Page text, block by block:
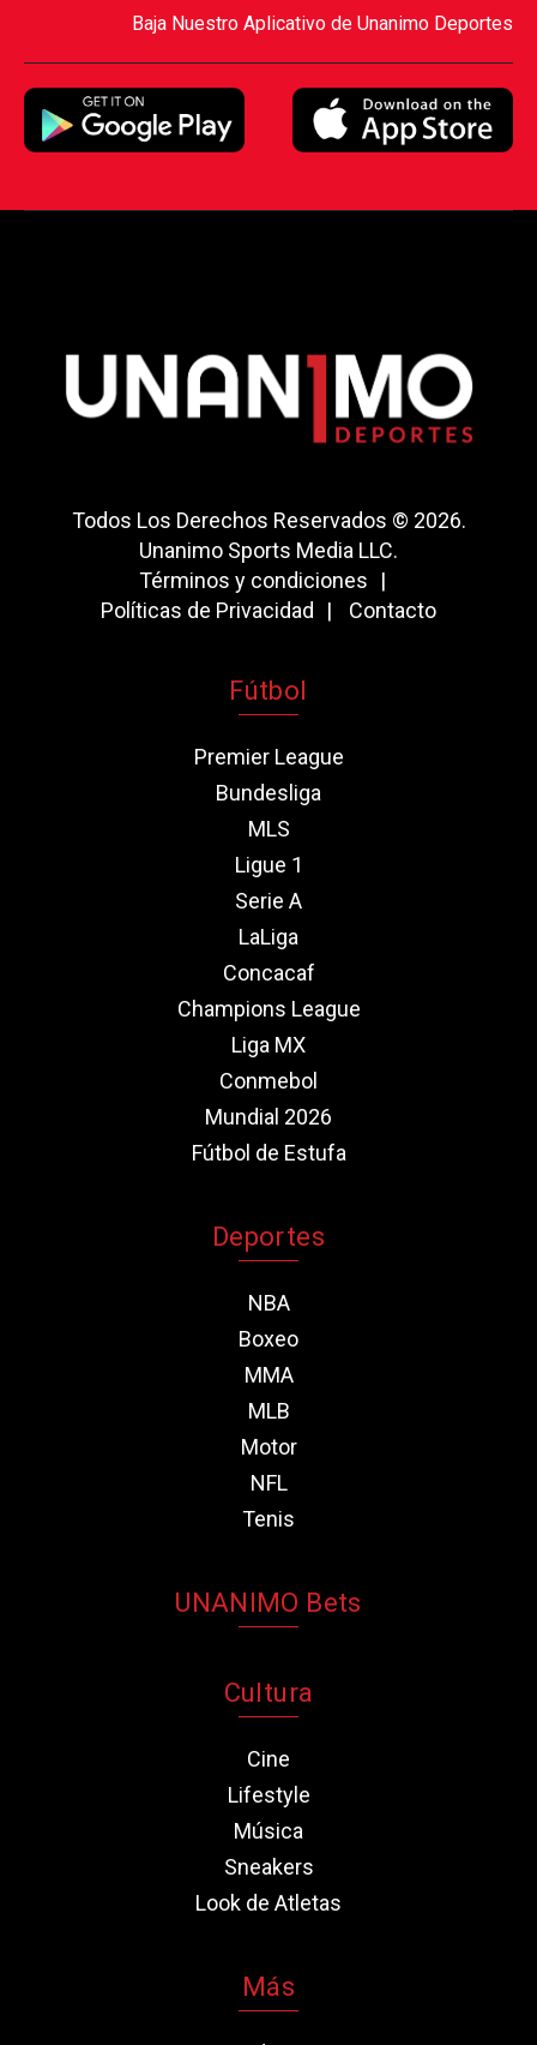
Baja Nuestro Aplicativo de Unanimo Deportes
Todos Los Derechos Reservados © 2026.
Unanimo Sports Media LLC.
Términos y condiciones
Políticas de Privacidad
Contacto
Fútbol
Premier League
Bundesliga
MLS
Ligue 1
Serie A
LaLiga
Concacaf
Champions League
Liga MX
Conmebol
Mundial 2026
Fútbol de Estufa
Deportes
NBA
Boxeo
MMA
MLB
Motor
NFL
Tenis
UNANIMO Bets
Cultura
Cine
Lifestyle
Música
Sneakers
Look de Atletas
Más